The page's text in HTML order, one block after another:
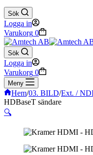
Sök
Logga in
Varukorg 0
Sök
Logga in
Varukorg 0
Meny
Hem/03. BILD/Ext. /
HDBaseT sändare
🔍